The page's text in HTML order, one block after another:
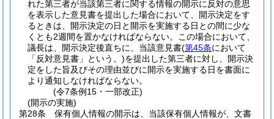
れた第三者が当該第三者に関する情報の開示に反対の意思
を表示した意見書を提出した場合において、開示決定をす
るときは、開示決定の日と開示を実施する日との間に少な
くとも2週間を置かなければならない。
この場合において、
議長は、開示決定後直ちに、当該意見書(第45条において
「反対意見書」という。)を提出した第三者に対し、開示決
定をした旨及びその理由並びに開示を実施する日を書面に
より通知しなければならない。
(令7条例15・一部改正)
(開示の実施)
第28条
保有個人情報の開示は、当該保有個人情報が、文書